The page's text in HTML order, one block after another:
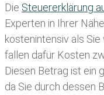
Die Steuererklärung
Experten in Ihrer
kostenintensiv als
fallen dafür Kosten
Diesen Betrag ist ein
da Sie durch dessen